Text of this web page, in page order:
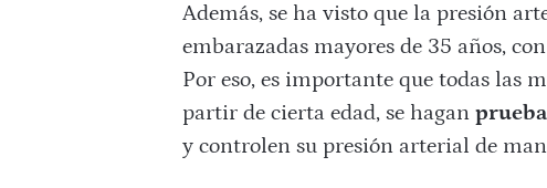
Además, se ha visto que la presión
embarazadas mayores de 35 años,
Por eso, es importante que todas las
partir de cierta edad, se hagan
y controlen su presión arterial de